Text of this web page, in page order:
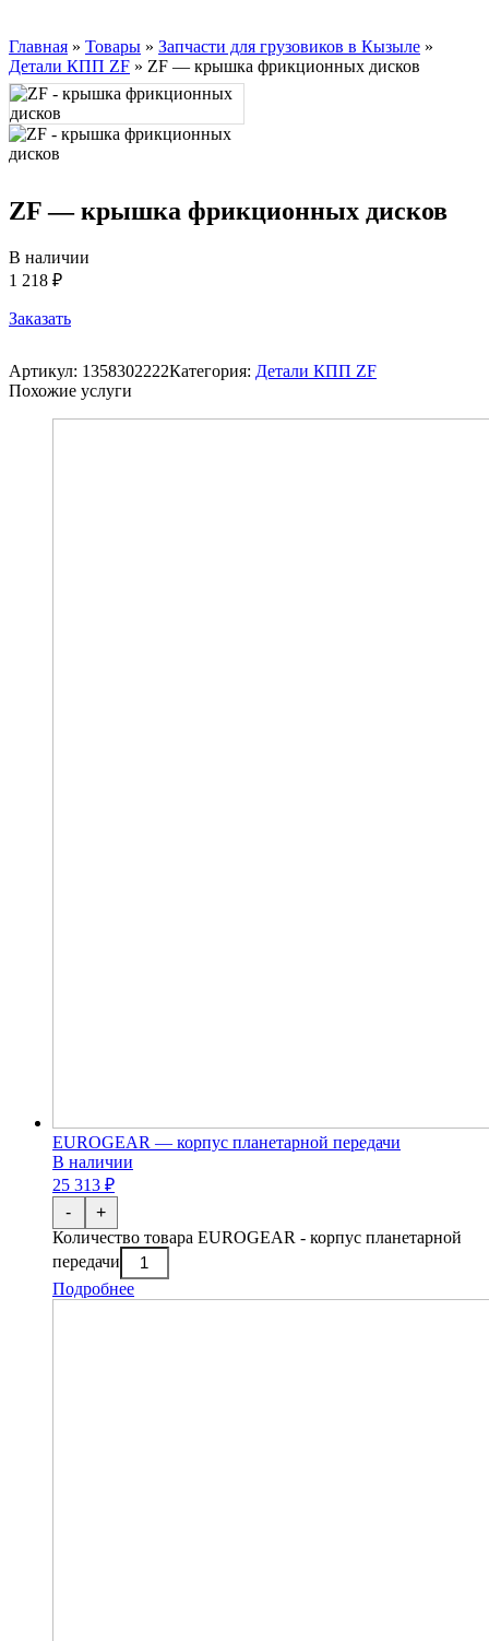
Главная » Товары » Запчасти для грузовиков в Кызыле »
Детали КПП ZF » ZF — крышка фрикционных дисков
ZF — крышка фрикционных дисков
В наличии
1 218 ₽
Заказать
Артикул: 1358302222Категория: Детали КПП ZF
Похожие услуги
EUROGEAR — корпус планетарной передачи
В наличии
25 313 ₽
-
Количество товара EUROGEAR - корпус планетарной
передачи
+
Подробнее